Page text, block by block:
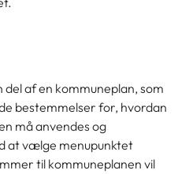
af en kommuneplan, som
bestemmelser for, hvordan
må anvendes og
at vælge menupunktet
til kommuneplanen vil